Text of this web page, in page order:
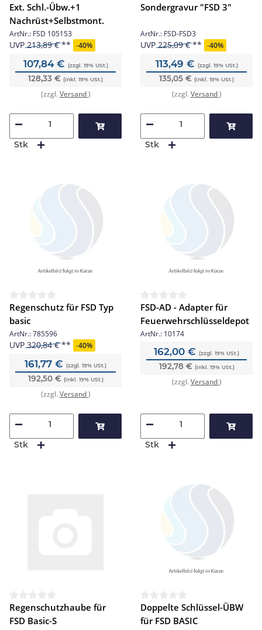
Ext. Schl.-Übw.+1
Nachrüst+Selbstmont.
ArtNr.: FSD 105153
UVP213,89 € -40%
107,84 € (zzgl. 19% USt.)
128,33 € (inkl. 19% USt.)
(zzgl.Versand)
Stk
Sondergravur "FSD 3"
ArtNr.: FSD-FSD3
UVP225,09 € -40%
113,49 € (zzgl. 19% USt.)
135,05 € (inkl. 19% USt.)
(zzgl.Versand)
Stk
Regenschutz für FSD Typ
basic
ArtNr.:785596
UVP320,84 € -40%
161,77 € (zzgl. 19% USt.)
192,50 € (inkl. 19% USt.)
(zzgl.Versand)
Stk
FSD-AD - Adapter für
Feuerwehrschlüsseldepot
ArtNr.: 10174
162,00 € (zzgl. 19% USt.)
192,78 € (inkl. 19% USt.)
(zzgl.Versand)
Stk
Regenschutzhaube für
FSD Basic-S
Doppelte Schlüssel-ÜBW
für FSD BASIC